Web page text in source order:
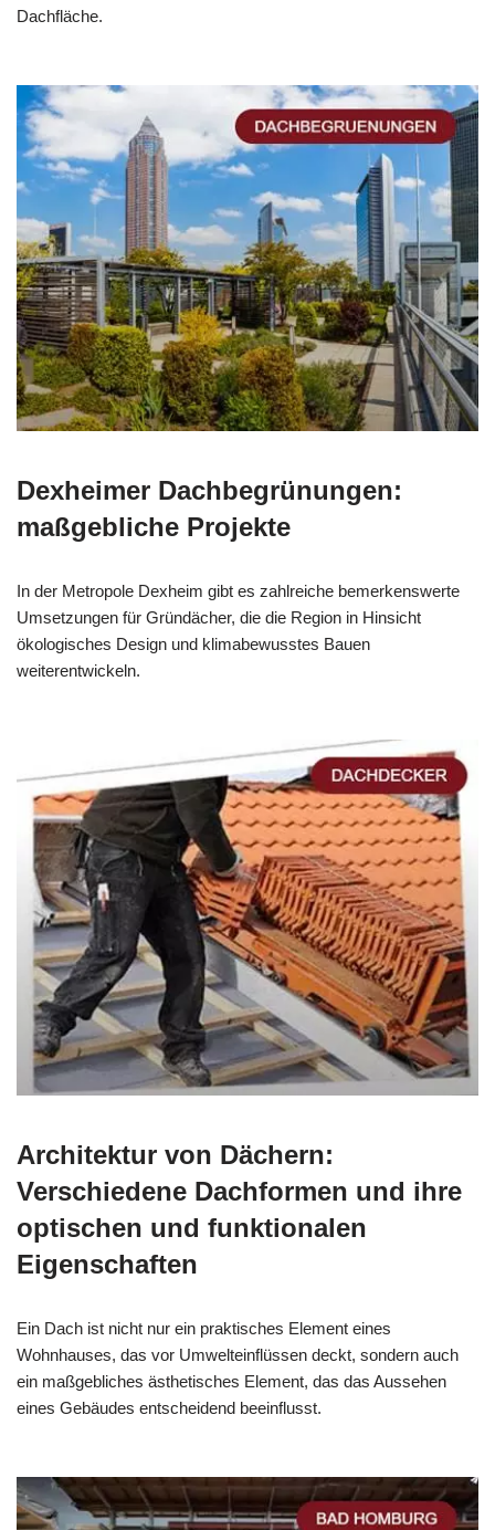
Dachfläche.
Dexheimer Dachbegrünungen:
maßgebliche Projekte
In der Metropole Dexheim gibt es zahlreiche bemerkenswerte
Umsetzungen für Gründächer, die die Region in Hinsicht
ökologisches Design und klimabewusstes Bauen
weiterentwickeln.
Architektur von Dächern:
Verschiedene Dachformen und ihre
optischen und funktionalen
Eigenschaften
Ein Dach ist nicht nur ein praktisches Element eines
Wohnhauses, das vor Umwelteinflüssen deckt, sondern auch
ein maßgebliches ästhetisches Element, das das Aussehen
eines Gebäudes entscheidend beeinflusst.